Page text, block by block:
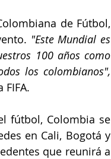
de Fútbol,
"Este Mundial es
100 años como
los colombianos",
FIFA.
fútbol, Colombia se
en Cali, Bogotá y
que reunirá a